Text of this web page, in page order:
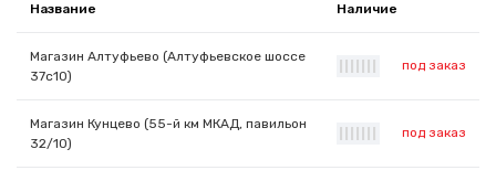
Название Наличие
Магазин Алтуфьево (Алтуфьевское шоссе
37с10)
под заказ
Магазин Кунцево (55-й км МКАД, павильон
32/10)
под заказ